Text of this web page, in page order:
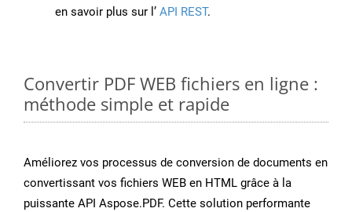
en savoir plus sur l’ API REST.
Convertir PDF WEB fichiers en ligne :
méthode simple et rapide
Améliorez vos processus de conversion de documents en
convertissant vos fichiers WEB en HTML grâce à la
puissante API Aspose.PDF. Cette solution performante